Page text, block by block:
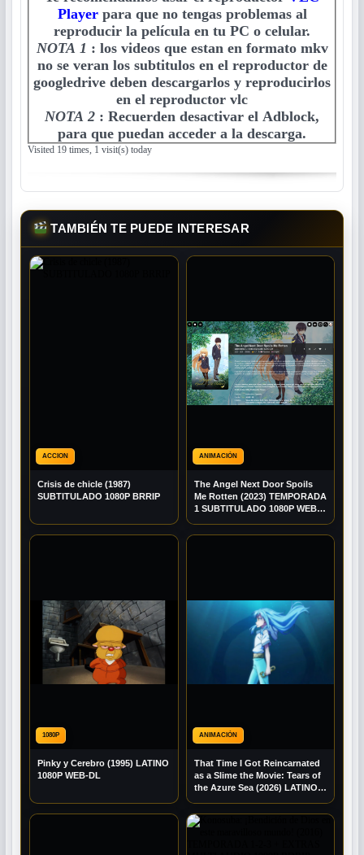
Playerpara que no tengas problemas al
reproducir la película en tu PC o celular.
NOTA 1 : los videos que estan en formato mkv
no se veran los subtitulos en el reproductor de
googledrive deben descargarlos y reproducirlos
en el reproductor vlc
NOTA 2 : Recuerden desactivar el Adblock,
para que puedan acceder a la descarga.
Visited 19 times, 1 visit(s) today
TAMBIÉN TE PUEDE INTERESAR
ACCION
Crisis de chicle (1987)
SUBTITULADO 1080P BRRIP
ANIMACIÓN
The Angel Next Door Spoils
Me Rotten (2023) TEMPORADA
1 SUBTITULADO 1080P WEB-
1080P
Pinky y Cerebro (1995) LATINO
1080P WEB-DL
ANIMACIÓN
That Time I Got Reincarnated
as a Slime the Movie: Tears of
the Azure Sea (2026) LATINO